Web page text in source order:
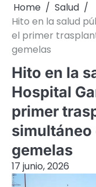
Home
Salud
Hito en la salud
el primer
gemelas
Hito en la
Hospital
primer
simultáneo
gemelas
17 junio, 2026